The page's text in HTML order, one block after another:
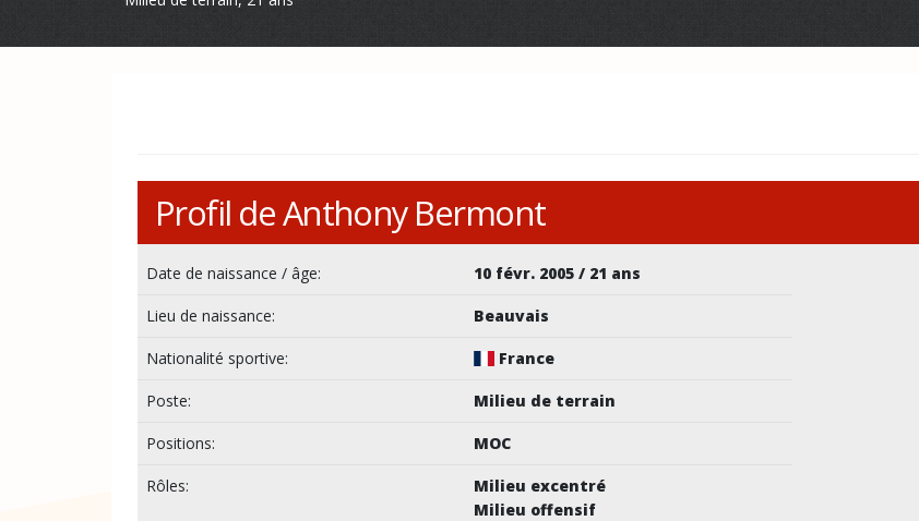
Profil de Anthony Bermont
Date de naissance / âge: 10 févr. 2005 / 21 ans
Lieu de naissance: Beauvais
Nationalité sportive: France
Poste: Milieu de terrain
Positions: MOC
Rôles:
Milieu excentré
Milieu offensif